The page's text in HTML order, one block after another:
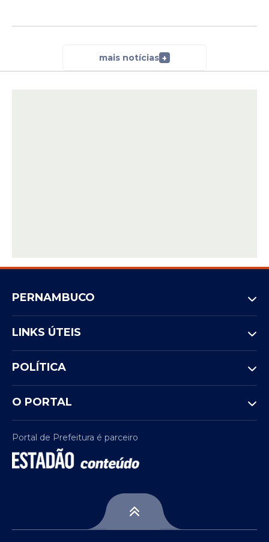
mais notícias +
PERNAMBUCO
LINKS ÚTEIS
POLÍTICA
O PORTAL
Portal de Prefeitura é parceiro